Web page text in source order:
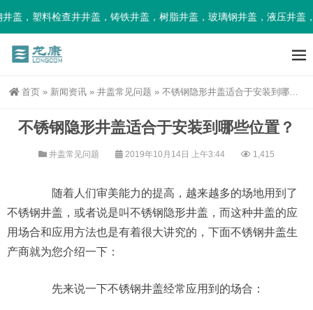
盖，塑料检查井井盖，铸铁井盖，树脂井盖，玻璃钢井盖，液压井盖
首页 » 新闻资讯 » 井盖常见问题 » 不锈钢隐形井盖适合于安装到哪些位置？
不锈钢隐形井盖适合于安装到哪些位置？
井盖常见问题 2019年10月14日 上午3:44 1,415
随着人们审美能力的提高，越来越多的场地用到了
不锈钢井盖，或者说是叫不锈钢隐形井盖，而这种井盖的应
用场合和应用方法也是有着很大讲究的，下面不锈钢井盖生
产商就为您介绍一下：
先来说一下不锈钢井盖经常应用到的场合：